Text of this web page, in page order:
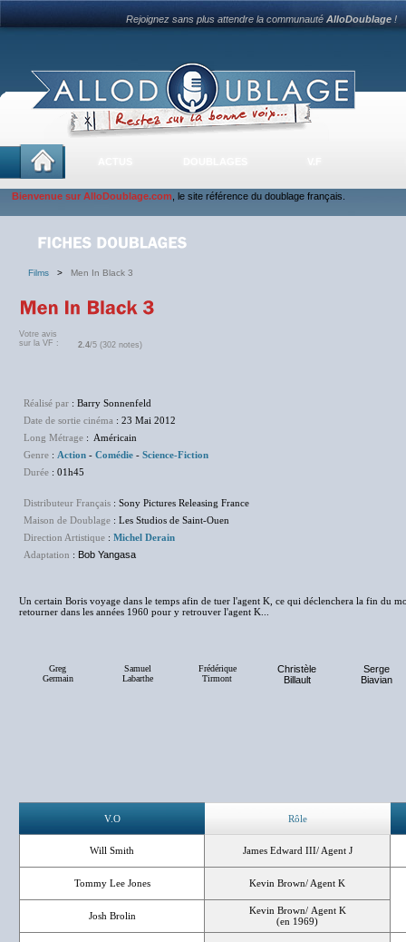
Rejoignez sans plus attendre la communautéAlloDoublage !
Bienvenue sur AlloDoublage.com , le site référence du doublage français.
Films > Men In Black 3
Votre avis
sur la VF :
2.4/5 (302 notes)
Réalisé par : Barry Sonnenfeld
Date de sortie cinéma : 23 Mai 2012
Long Métrage : Américain
Genre : Action - Comédie - Science-Fiction
Durée : 01h45
Distributeur Français : Sony Pictures Releasing France
Maison de Doublage : Les Studios de Saint-Ouen
Direction Artistique : Michel Derain
Adaptation : Bob Yangasa
Un certain Boris voyage dans le temps afin de tuer l'agent K, ce qui déclenchera la fin du
retourner dans les années 1960 pour y retrouver l'agent K...
Greg
Germain
Samuel
Labarthe
Frédérique
Tirmont
Christèle
Billault
Serge
Biavian
V.O Rôle
Will Smith James Edward III/ Agent J
Tommy Lee Jones Kevin Brown/ Agent K
Josh Brolin
Kevin Brown/ Agent K
(en 1969)